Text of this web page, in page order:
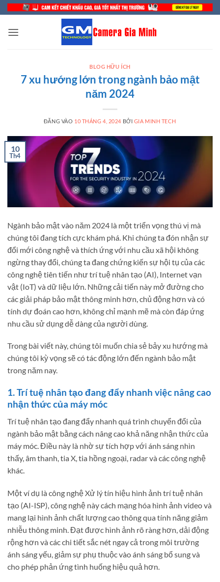
Bỏ
qua
nội
BLOG HỮU ÍCH
7 xu hướng lớn trong ngành bảo mật
năm 2024
ĐĂNG VÀO 10 THÁNG 4, 2024 BỞI GIA MINH TECH
10
Th4
Ngành bảo mật vào năm 2024 là một triển vọng thú vị mà
chúng tôi đang tích cực khám phá. Khi chúng ta đón nhận sự
đổi mới công nghệ và thích ứng với nhu cầu xã hội không
ngừng thay đổi, chúng ta đang chứng kiến ​​sự hội tụ của các
công nghệ tiên tiến như trí tuệ nhân tạo (AI), Internet vạn
vật (IoT) và dữ liệu lớn. Những cải tiến này mở đường cho
các giải pháp bảo mật thông minh hơn, chủ động hơn và có
tính dự đoán cao hơn, không chỉ mạnh mẽ mà còn đáp ứng
nhu cầu sử dụng dễ dàng của người dùng.
Trong bài viết này, chúng tôi muốn chia sẻ bảy xu hướng mà
chúng tôi kỳ vọng sẽ có tác động lớn đến ngành bảo mật
trong năm nay.
1. Trí tuệ nhân tạo đang đẩy nhanh việc nâng cao
nhận thức của máy móc
Trí tuệ nhân tạo đang đẩy nhanh quá trình chuyển đổi của
ngành bảo mật bằng cách nâng cao khả năng nhận thức của
máy móc. Điều này là nhờ sự tích hợp với ánh sáng nhìn
thấy, âm thanh, tia X, tia hồng ngoại, radar và các công nghệ
khác.
Một ví dụ là công nghệ Xử lý tín hiệu hình ảnh trí tuệ nhân
tạo (AI-ISP), công nghệ này cách mạng hóa hình ảnh video và
mang lại hình ảnh chất lượng cao thông qua tính năng giảm
nhiễu thông minh. Đạt được hình ảnh rõ ràng hơn, dải động
rộng hơn và các chi tiết sắc nét ngay cả trong môi trường
ánh sáng yếu, giảm sự phụ thuộc vào ánh sáng bổ sung và
cho phép phản ứng tình huống hiệu quả hơn.